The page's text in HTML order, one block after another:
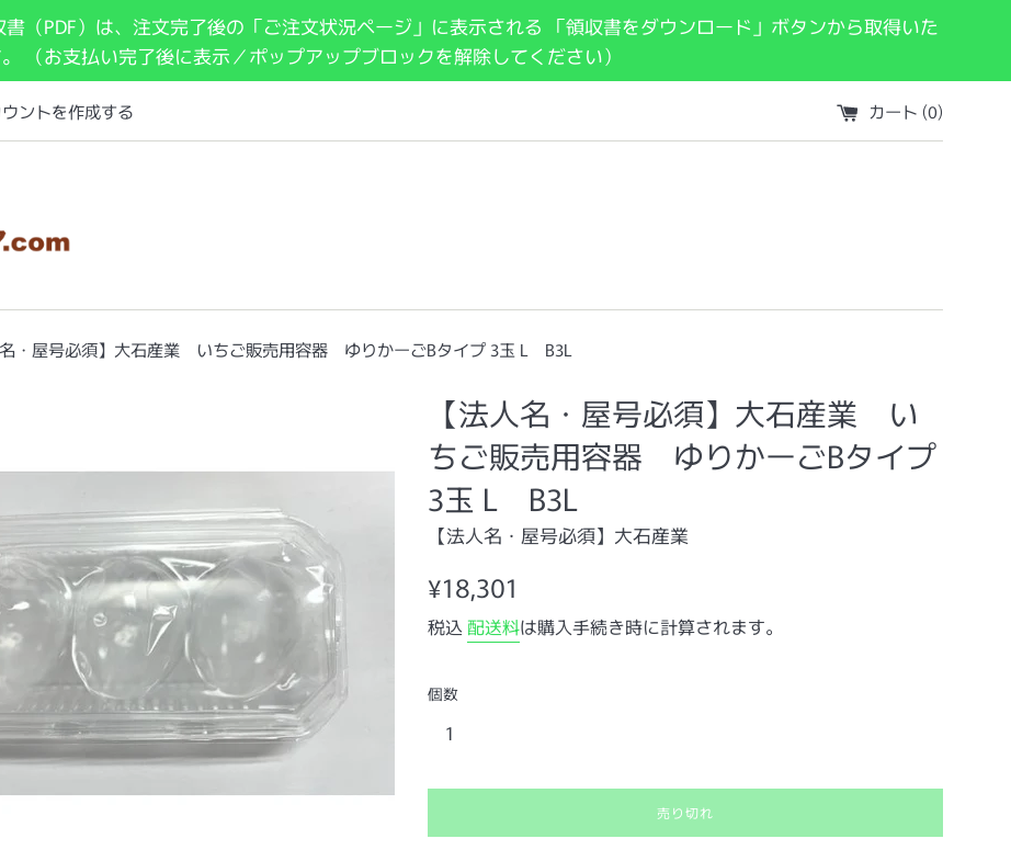
（PDF）は、注文完了後の「ご注文状況ページ」に表示される 「領収書をダウンロード」ボタンから取得いた
（お支払い完了後に表示／ポップアップブロックを解除してください）
ントを作成する カート (0)
名・屋号必須】大石産業 いちご販売用容器 ゆりかーごBタイプ 3玉 L B3L
【法人名・屋号必須】大石産業 い
ちご販売用容器 ゆりかーごBタイプ
3玉 L B3L
【法人名・屋号必須】大石産業
通
価
¥18,301
税込 配送料は購入手続き時に計算されます。
個数
売り切れ